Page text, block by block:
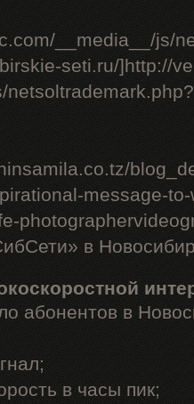
__media__/js/
seti.ru/]http://
message-
в
абонентов в
в часы пик;